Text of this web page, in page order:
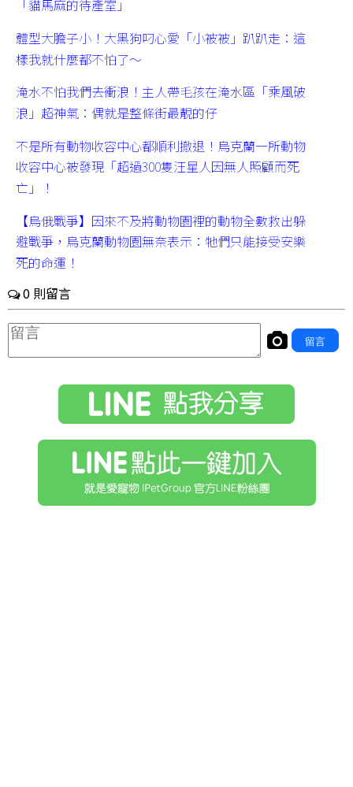
「貓馬麻的待產室」
體型大膽子小！大黑狗叼心愛「小被被」趴趴走：這
樣我就什麼都不怕了～
淹水不怕我們去衝浪！主人帶毛孩在淹水區「乘風破
浪」超神氣：偶就是整條街最靚的仔
不是所有動物收容中心都順利撤退！烏克蘭一所動物
收容中心被發現「超過300隻汪星人因無人照顧而死
亡」！
【烏俄戰爭】因來不及將動物園裡的動物全數救出躲
避戰爭，烏克蘭動物園無奈表示：牠們只能接受安樂
死的命運！